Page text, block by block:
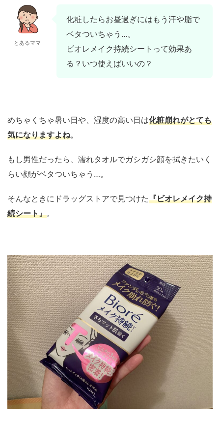
とあるママ
化粧したらお昼過ぎにはもう汗や脂で
ベタついちゃう…。
ビオレメイク持続シートって効果あ
る？いつ使えばいいの？
めちゃくちゃ暑い日や、湿度の高い日は化粧崩れがとても
気になりますよね。
もし男性だったら、濡れタオルでガシガシ顔を拭きたいく
らい顔がベタついちゃう…。
そんなときにドラッグストアで見つけた『ビオレメイク持
続シート』。